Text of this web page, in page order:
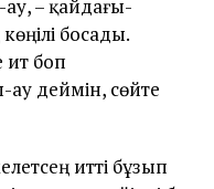
– қайдағы-
босады.
ит боп
деймін, сөйте
итті бұзып